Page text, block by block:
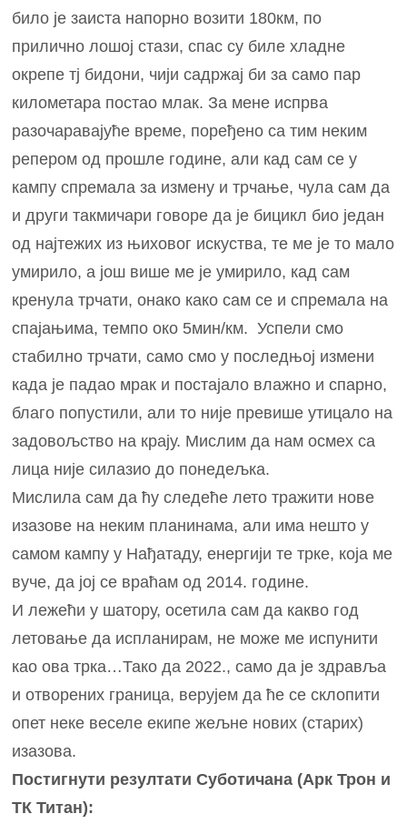
било је заиста напорно возити 180км, по
прилично лошој стази, спас су биле хладне
окрепе тј бидони, чији садржај би за само пар
километара постао млак. За мене испрва
разочаравајуће време, поређено са тим неким
репером од прошле године, али кад сам се у
кампу спремала за измену и трчање, чула сам да
и други такмичари говоре да је бицикл био један
од најтежих из њиховог искуства, те ме је то мало
умирило, а још више ме је умирило, кад сам
кренула трчати, онако како сам се и спремала на
спајањима, темпо око 5мин/км. Успели смо
стабилно трчати, само смо у последњој измени
када је падао мрак и постајало влажно и спарно,
благо попустили, али то није превише утицало на
задовољство на крају. Мислим да нам осмех са
лица није силазио до понедељка.
Мислила сам да ћу следеће лето тражити нове
изазове на неким планинама, али има нешто у
самом кампу у Нађатаду, енергији те трке, која ме
вуче, да јој се враћам од 2014. године.
И лежећи у шатору, осетила сам да какво год
летовање да испланирам, не може ме испунити
као ова трка…Тако да 2022., само да је здравља
и отворених граница, верујем да ће се склопити
опет неке веселе екипе жељне нових (старих)
изазова.
Постигнути резултати Суботичана (Арк Трон и
ТК Титан):